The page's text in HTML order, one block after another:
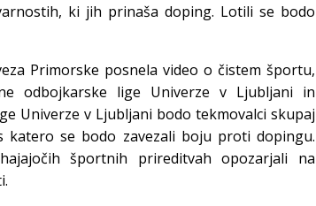
ki jih prinaša doping. Lotili se bodo
Primorske posnela video o čistem športu,
odbojkarske lige Univerze v Ljubljani in
Univerze v Ljubljani bodo tekmovalci skupaj
katero se bodo zavezali boju proti dopingu.
športnih prireditvah opozarjali na